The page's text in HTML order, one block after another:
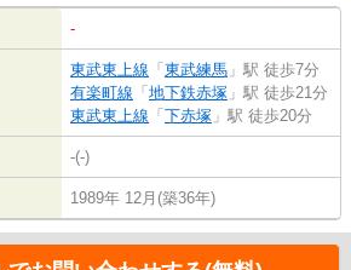
-
東武東上線 「 東武練馬 」駅 徒歩7分
有楽町線 「 地下鉄赤塚 」駅 徒歩21分
東武東上線 「 下赤塚 」駅 徒歩20分
-(-)
1989年 12月(築36年)